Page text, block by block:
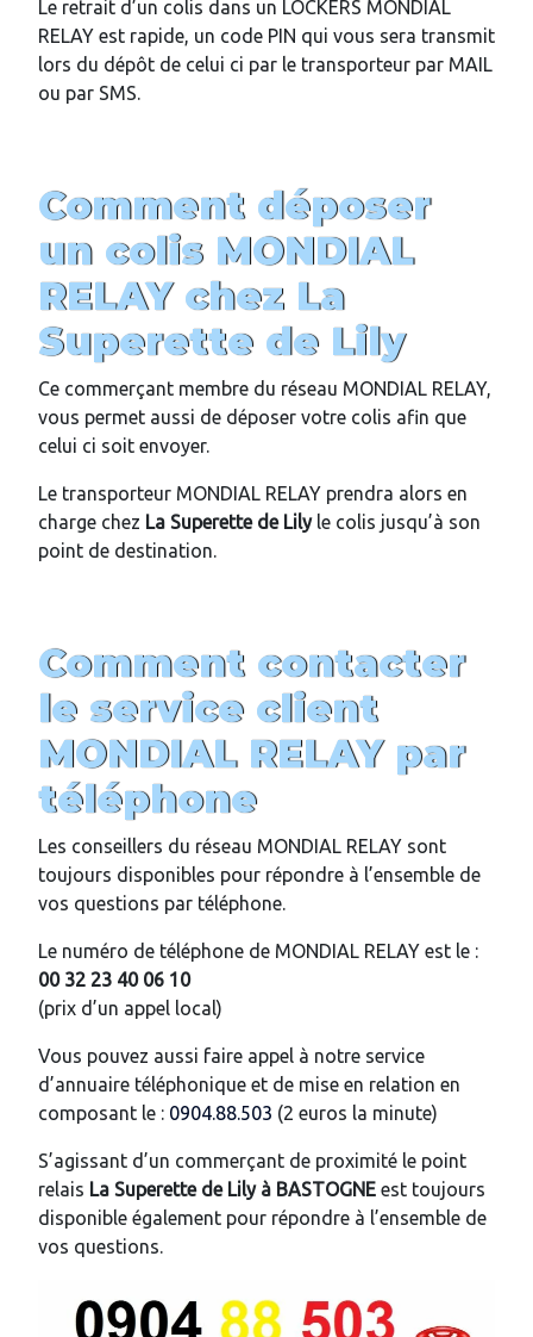
Le retrait d’un colis dans un LOCKERS MONDIAL
RELAY est rapide, un code PIN qui vous sera transmit
lors du dépôt de celui ci par le transporteur par MAIL
ou par SMS.
Comment déposer
un colis MONDIAL
RELAY chez La
Superette de Lily
Ce commerçant membre du réseau MONDIAL RELAY,
vous permet aussi de déposer votre colis afin que
celui ci soit envoyer.
Le transporteur MONDIAL RELAY prendra alors en
charge chez La Superette de Lily le colis jusqu’à son
point de destination.
Comment contacter
le service client
MONDIAL RELAY par
téléphone
Les conseillers du réseau MONDIAL RELAY sont
toujours disponibles pour répondre à l’ensemble de
vos questions par téléphone.
Le numéro de téléphone de MONDIAL RELAY est le :
00 32 23 40 06 10
(prix d’un appel local)
Vous pouvez aussi faire appel à notre service
d’annuaire téléphonique et de mise en relation en
composant le : 0904.88.503 (2 euros la minute)
S’agissant d’un commerçant de proximité le point
relais La Superette de Lily à BASTOGNE est toujours
disponible également pour répondre à l’ensemble de
vos questions.